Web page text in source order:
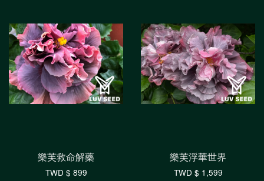
樂芙救命解藥
TWD $ 899
樂芙浮華世界
TWD $ 1,599